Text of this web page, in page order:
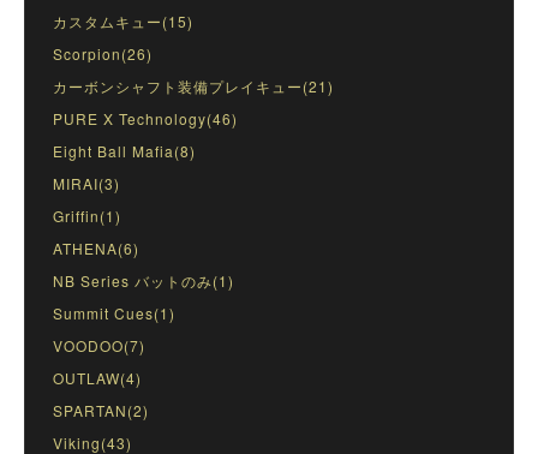
カスタムキュー(15)
Scorpion(26)
カーボンシャフト装備プレイキュー(21)
PURE X Technology(46)
Eight Ball Mafia(8)
MIRAI(3)
Griffin(1)
ATHENA(6)
NB Series バットのみ(1)
Summit Cues(1)
VOODOO(7)
OUTLAW(4)
SPARTAN(2)
Viking(43)